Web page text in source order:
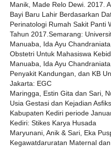
Manik, Made Relo Dewi. 2017.
Bayi Baru Lahir Berdasarkan
Perinatologi Rumah Sakit Panti
Tahun 2017.Semarang:
Manuaba, Ida Ayu
Obstetri Untuk Mahasiswa
Manuaba, Ida Ayu
Penyakit Kandungan, dan KB
Jakarta: EGC
Maringga, Estin Gita dan Sari,
Usia Gestasi dan Kejadian
Kabupaten Kediri periode
Kediri: Stikes Karya Husada
Maryunani, Anik & Sari, Eka
Kegawatdaruratan Maternal